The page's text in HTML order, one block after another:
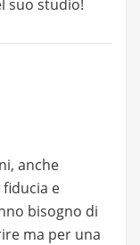
suo studio!
anche
e
bisogno di
ma per una